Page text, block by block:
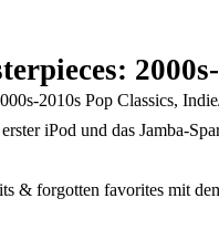
2010s Pop Classics,
iPod und das Jamba-
& forgotten favorites mit